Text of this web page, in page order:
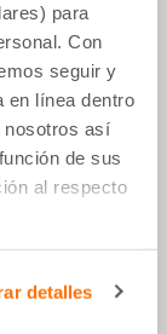
para
Con
seguir y
en línea dentro
nosotros así
de sus
al respecto
detalles
- 500